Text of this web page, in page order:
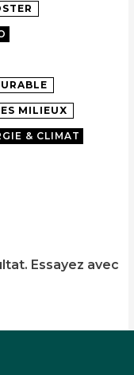
MILIEUX
& CLIMAT
Essayez avec